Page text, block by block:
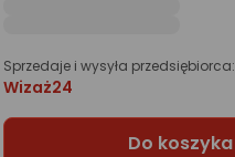
Sprzedaje i wysyła przedsiębiorca:
Wizaż24
Do koszyka